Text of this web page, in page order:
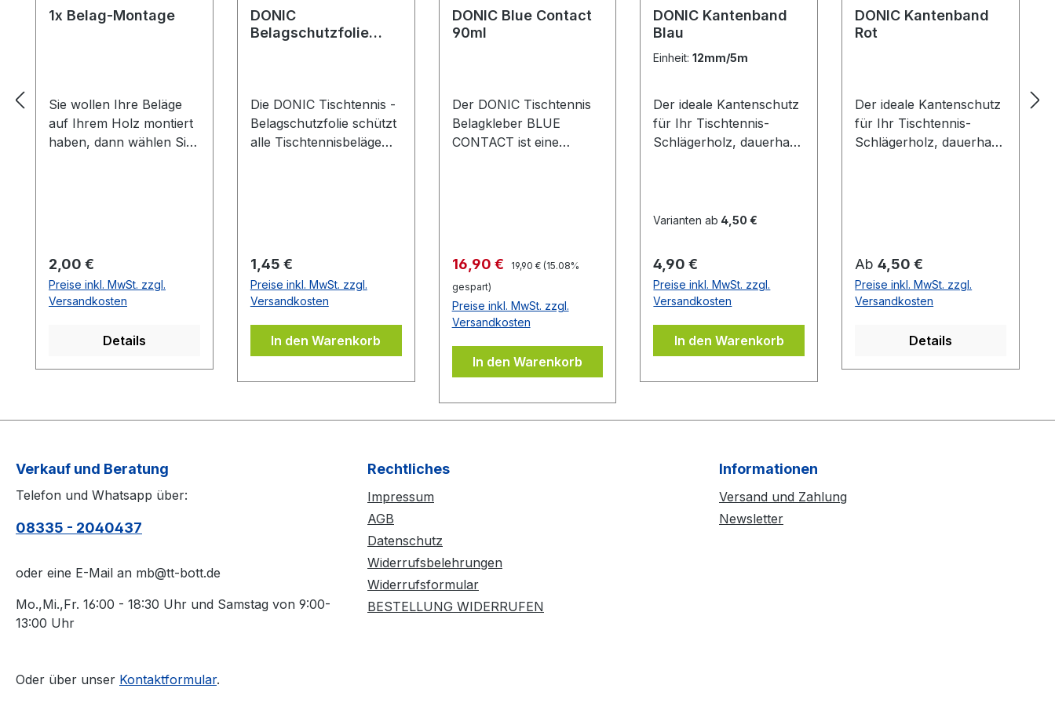
1x Belag-Montage
Sie wollen Ihre Beläge
auf Ihrem Holz montiert
haben, dann wählen Sie
die Vorhandseite auf der
das Emblem bzw. eine
Aufschrift zu sehen
bei der Belag Montage
inklusive.Bei den
KEINE Belag-Montage
legen.
Regulärer Preis:
2,00 €
Preise inkl. MwSt. zzgl.
Versandkosten
Details
DONIC
Belagschutzfolie
Die DONIC Tischtennis -
Belagschutzfolie schützt
alle Tischtennisbeläge
Haftung durch leicht
selbstklebende
Eigenschaften der Folie
auf Ihrem Belag.
Oberfläche des Belages
(z.B. mit einem DONIC
die Belagschutzfolie
Regulärer Preis:
1,45 €
Preise inkl. MwSt. zzgl.
Versandkosten
In den Warenkorb
DONIC Blue Contact
90ml
Der DONIC Tischtennis
Belagkleber BLUE
CONTACT ist eine
Konsistenz sorgt für eine
verbesserte
Klebewirkung und die
Beläge können auch
wieder problemlos
abgezogen werden,
Schwamm ausreißt bzw.
beschädigt wird. Durch
CONTACT beinhaltet
keine flüchtigen
organischen
Lösungsmittel und darf
Verkaufspreis:
16,90 € Regulärer Preis:
19,90 € (15.08%
gespart)
Preise inkl. MwSt. zzgl.
Versandkosten
In den Warenkorb
DONIC Kantenband
Blau
Einheit:12mm/5m
Der ideale Kantenschutz
für Ihr Tischtennis-
Schlägerholz, dauerhaft
Varianten ab 4,50 €
Regulärer Preis:
4,90 €
Preise inkl. MwSt. zzgl.
Versandkosten
In den Warenkorb
DONIC Kantenband
Rot
Der ideale Kantenschutz
für Ihr Tischtennis-
Schlägerholz, dauerhaft
Regulärer Preis:
Ab4,50 €
Preise inkl. MwSt. zzgl.
Versandkosten
Details
Verkauf und Beratung
Telefon und Whatsapp über:
08335 - 2040437
oder eine E-Mail an mb@tt-bott.de
Mo.,Mi.,Fr. 16:00 - 18:30 Uhr und Samstag von 9:00-
13:00 Uhr
Oder über unser Kontaktformular.
Rechtliches
Impressum
AGB
Datenschutz
Widerrufsbelehrungen
Widerrufsformular
BESTELLUNG WIDERRUFEN
Informationen
Versand und Zahlung
Newsletter